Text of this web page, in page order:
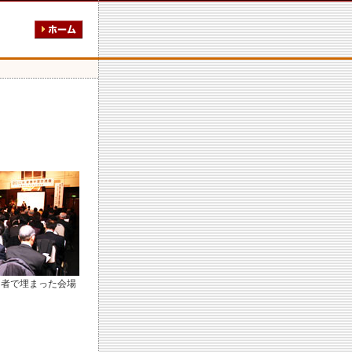
で埋まった会場